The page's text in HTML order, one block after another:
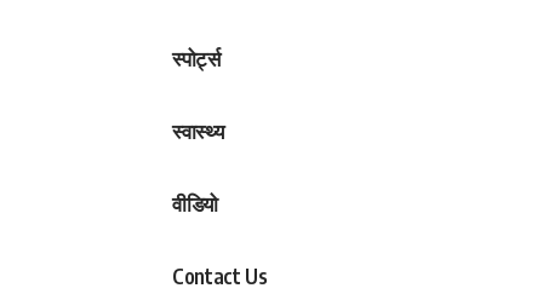
स्पोर्ट्स
स्वास्थ्य
वीडियो
Contact Us